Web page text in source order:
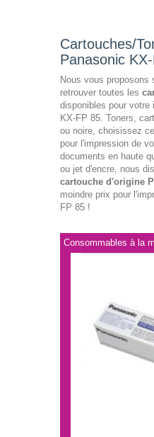
Cartouches/
Panasonic
Nous vous proposons
retrouver toutes les
disponibles pour votre
KX-FP 85. Toners,
ou noire, choisissez
pour l'impression de
documents en haute
ou jet d'encre, nous
cartouche d'origine
moindre prix pour
FP 85 !
Consommables à la